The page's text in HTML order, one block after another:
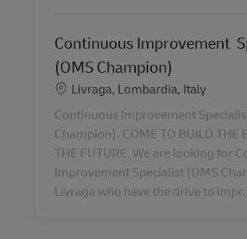
Continuous Improvement
(OMS Champion)
LieuLivraga, Lombardia, Italy
Continuous Improvement
Champion). COME TO BUILD THE
THE FUTURE. We are looking for
Improvement Specialist (OMS
Livraga who have the drive to